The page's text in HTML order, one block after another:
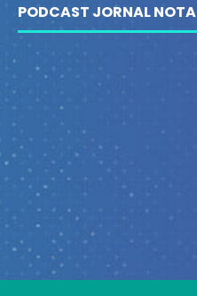
PODCAST JORNAL NOTA